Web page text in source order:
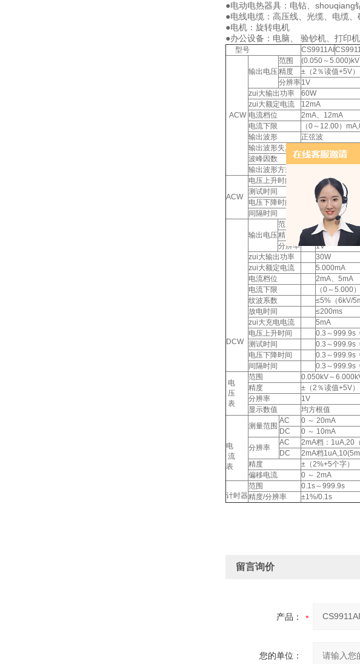
●电动电热器具：电钻、shouqiang
●电线电缆：高压线、光缆、电缆
●电机：旋转电机
●办公设备：电脑、 验钞机、打印
型号 CS9911AI
ACW
输出电压
范围
(0.050～5.000)kV
精度
±（2％读值+5V）
分辨率1V
zui大输出功率
60W
zui大额定电流
12mA
电流档位
2mA、12mA
电流下限
（0～12.00）
输出波形
正弦波
输出波形失真度
≤2%（空载或纯
波峰因数
1.3～1.5
输出波形方式
ACW
电压上升时间
0.3s～999.9s
测试时间
0.3s～999.9s 0=
电压下降时间
0.3s～999.9s 0=
间隔时间
0.3s～999.9s 0=
DCW
输出电压
范围 (0.050～
精度
±（2％读值
分辨率
1V
zui大输出功率
30W
zui大额定电流
5.000mA
电流档位
2mA、5mA
电流下限
（0～5.000
纹波系数
≤5%（6kV/
放电时间
≤200ms
zui大充电电流
5mA
电压上升时间
0.3～999.9s
测试时间
0.3～999.9s
电压下降时间
0.3～999.9s
间隔时间
0.3～999.9s
电
压
表
范围
0.050kV～
精度
±（2％读值+5V）
分辨率
1V
显示数值
均方根值
电
流
表
测量范围
AC
0 ～ 20mA
DC
0 ～ 10mA
分辨率
AC
2mA档：1uA,20
DC
2mA档
精度
±（2%+5个字）
偏移电流
0 ～ 2mA
计时器
范围
0.1s～999.9s
精度/分辨率
±1%/0.1s
留言询价
产品：
您的单位：